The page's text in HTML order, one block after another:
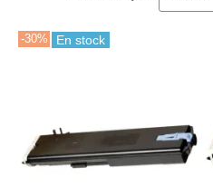
-30% En stock